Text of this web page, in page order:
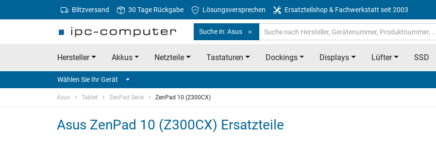
Blitzversand 30 Tage Rückgabe Lösungsversprechen Ersatzteilshop & Fachwerkstatt seit 2003
Suche in: Asus
Hersteller Akkus Netzteile Tastaturen Dockings Displays Lüfter SSD
Wählen Sie Ihr Gerät
Asus Tablet ZenPad Serie ZenPad 10 (Z300CX)
Asus ZenPad 10 (Z300CX) Ersatzteile